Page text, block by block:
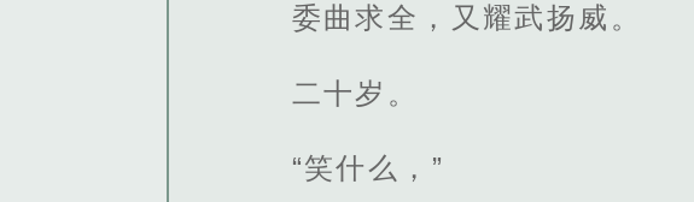
委曲求全，又耀武扬威。
二十岁。
“笑什么，”